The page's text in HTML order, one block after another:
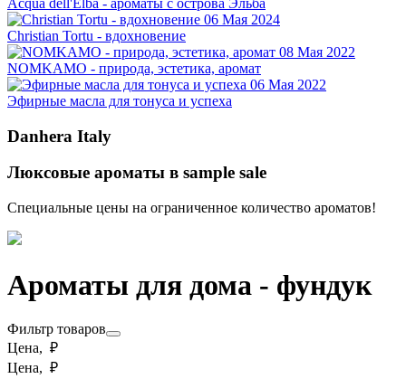
Acqua dell'Elba - ароматы с острова Эльба
06 Мая 2024
Christian Tortu - вдохновение
08 Мая 2022
NOMKAMO - природа, эстетика, аромат
06 Мая 2022
Эфирные масла для тонуса и успеха
Danhera Italy
Люксовые ароматы в sample sale
Специальные цены на ограниченное количество ароматов!
Ароматы для дома - фундук
Фильтр товаров
Цена, ₽
Цена, ₽